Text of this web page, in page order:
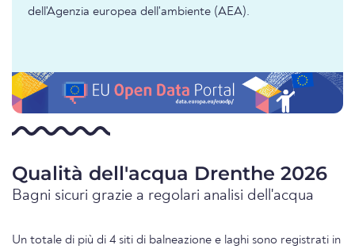
dell'Agenzia europea dell'ambiente (AEA).
Qualità dell'acqua Drenthe 2026
Bagni sicuri grazie a regolari analisi dell'acqua
Un totale di più di 4 siti di balneazione e laghi sono registrati in